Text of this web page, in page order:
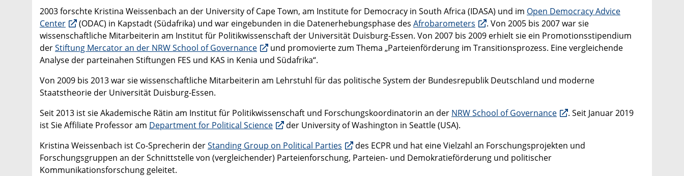
2003 forschte Kristina Weissenbach an der University of Cape Town, am Institute for Democracy in South Africa (IDASA) und im Open Democracy Advice
Center
(ODAC) in Kapstadt (Südafrika) und war eingebunden in die Datenerhebungsphase des Afrobarometers
. Von 2005 bis 2007 war sie
wissenschaftliche Mitarbeiterin am Institut für Politikwissenschaft der Universität Duisburg-Essen. Von 2007 bis 2009 erhielt sie ein Promotionsstipendium
derStiftung Mercator an der NRW School of Governance
und promovierte zum Thema „Parteienförderung im Transitionsprozess. Eine vergleichende
Analyse der parteinahen Stiftungen FES und KAS in Kenia und Südafrika“.
Von 2009 bis 2013 war sie wissenschaftliche Mitarbeiterin am Lehrstuhl für das politische System der Bundesrepublik Deutschland und moderne
Staatstheorie der Universität Duisburg-Essen.
Seit 2013 ist sie Akademische Rätin am Institut für Politikwissenschaft und Forschungskoordinatorin an der NRW School of Governance
. Seit Januar 2019
ist Sie Affiliate Professor am Department for Political Science
der University of Washington in Seattle (USA).
Kristina Weissenbach ist Co-Sprecherin derStanding Group on Political Parties
des ECPR und hat eine Vielzahl an Forschungsprojekten und
Forschungsgruppen an der Schnittstelle von (vergleichender) Parteienforschung, Parteien- und Demokratieförderung und politischer
Kommunikationsforschung geleitet.